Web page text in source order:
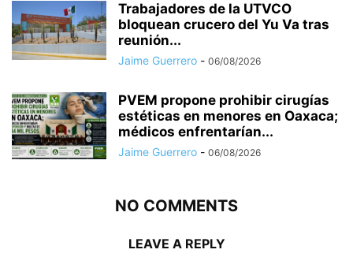
Trabajadores de la UTVCO
bloquean crucero del Yu Va tras
reunión...
Jaime Guerrero - 06/08/2026
PVEM propone prohibir cirugías
estéticas en menores en Oaxaca;
médicos enfrentarían...
Jaime Guerrero - 06/08/2026
NO COMMENTS
LEAVE A REPLY